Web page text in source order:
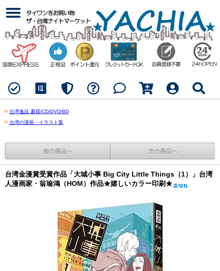
台湾逸品 書籍/CD/DVD/BD
台湾の漫画・イラスト集
前の商品へ 次の商品へ
台湾金漫賞受賞作品「大城小事 Big City Little Things（1）」台湾
人漫画家・翁瑜鴻（HOM）作品★嬉しいカラー印刷★